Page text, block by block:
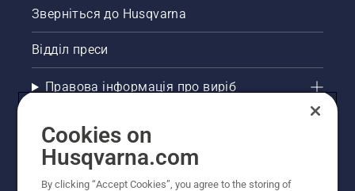
Зверніться до Husqvarna
Відділ преси
Правова інформація про виріб
Інші сайти Husqvarna
Рекомендовані інтернет-магазини
Cookies on
Husqvarna.com
By clicking “Accept Cookies”, you agree to the storing of